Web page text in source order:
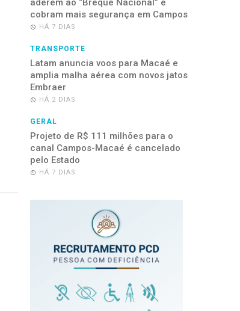
aderem ao “Breque Nacional” e
cobram mais segurança em Campos
HÁ 7 DIAS
TRANSPORTE
Latam anuncia voos para Macaé e
amplia malha aérea com novos jatos
Embraer
HÁ 2 DIAS
GERAL
Projeto de R$ 111 milhões para o
canal Campos-Macaé é cancelado
pelo Estado
HÁ 7 DIAS